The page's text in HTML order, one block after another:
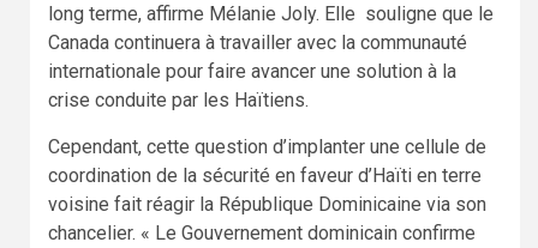
long terme, affirme Mélanie Joly. Elle souligne que le
Canada continuera à travailler avec la communauté
internationale pour faire avancer une solution à la
crise conduite par les Haïtiens.
Cependant, cette question d’implanter une cellule de
coordination de la sécurité en faveur d’Haïti en terre
voisine fait réagir la République Dominicaine via son
chancelier. « Le Gouvernement dominicain confirme